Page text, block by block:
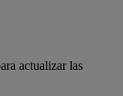
actualizar las